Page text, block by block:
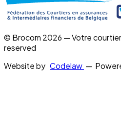
© Brocom 2026 — Votre
reserved
Website by Codelaw —